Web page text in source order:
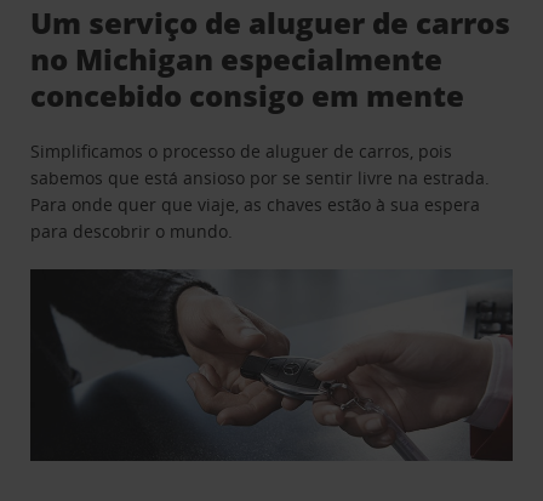
Um serviço de aluguer de carros
no Michigan especialmente
concebido consigo em mente
Simplificamos o processo de aluguer de carros, pois
sabemos que está ansioso por se sentir livre na estrada.
Para onde quer que viaje, as chaves estão à sua espera
para descobrir o mundo.